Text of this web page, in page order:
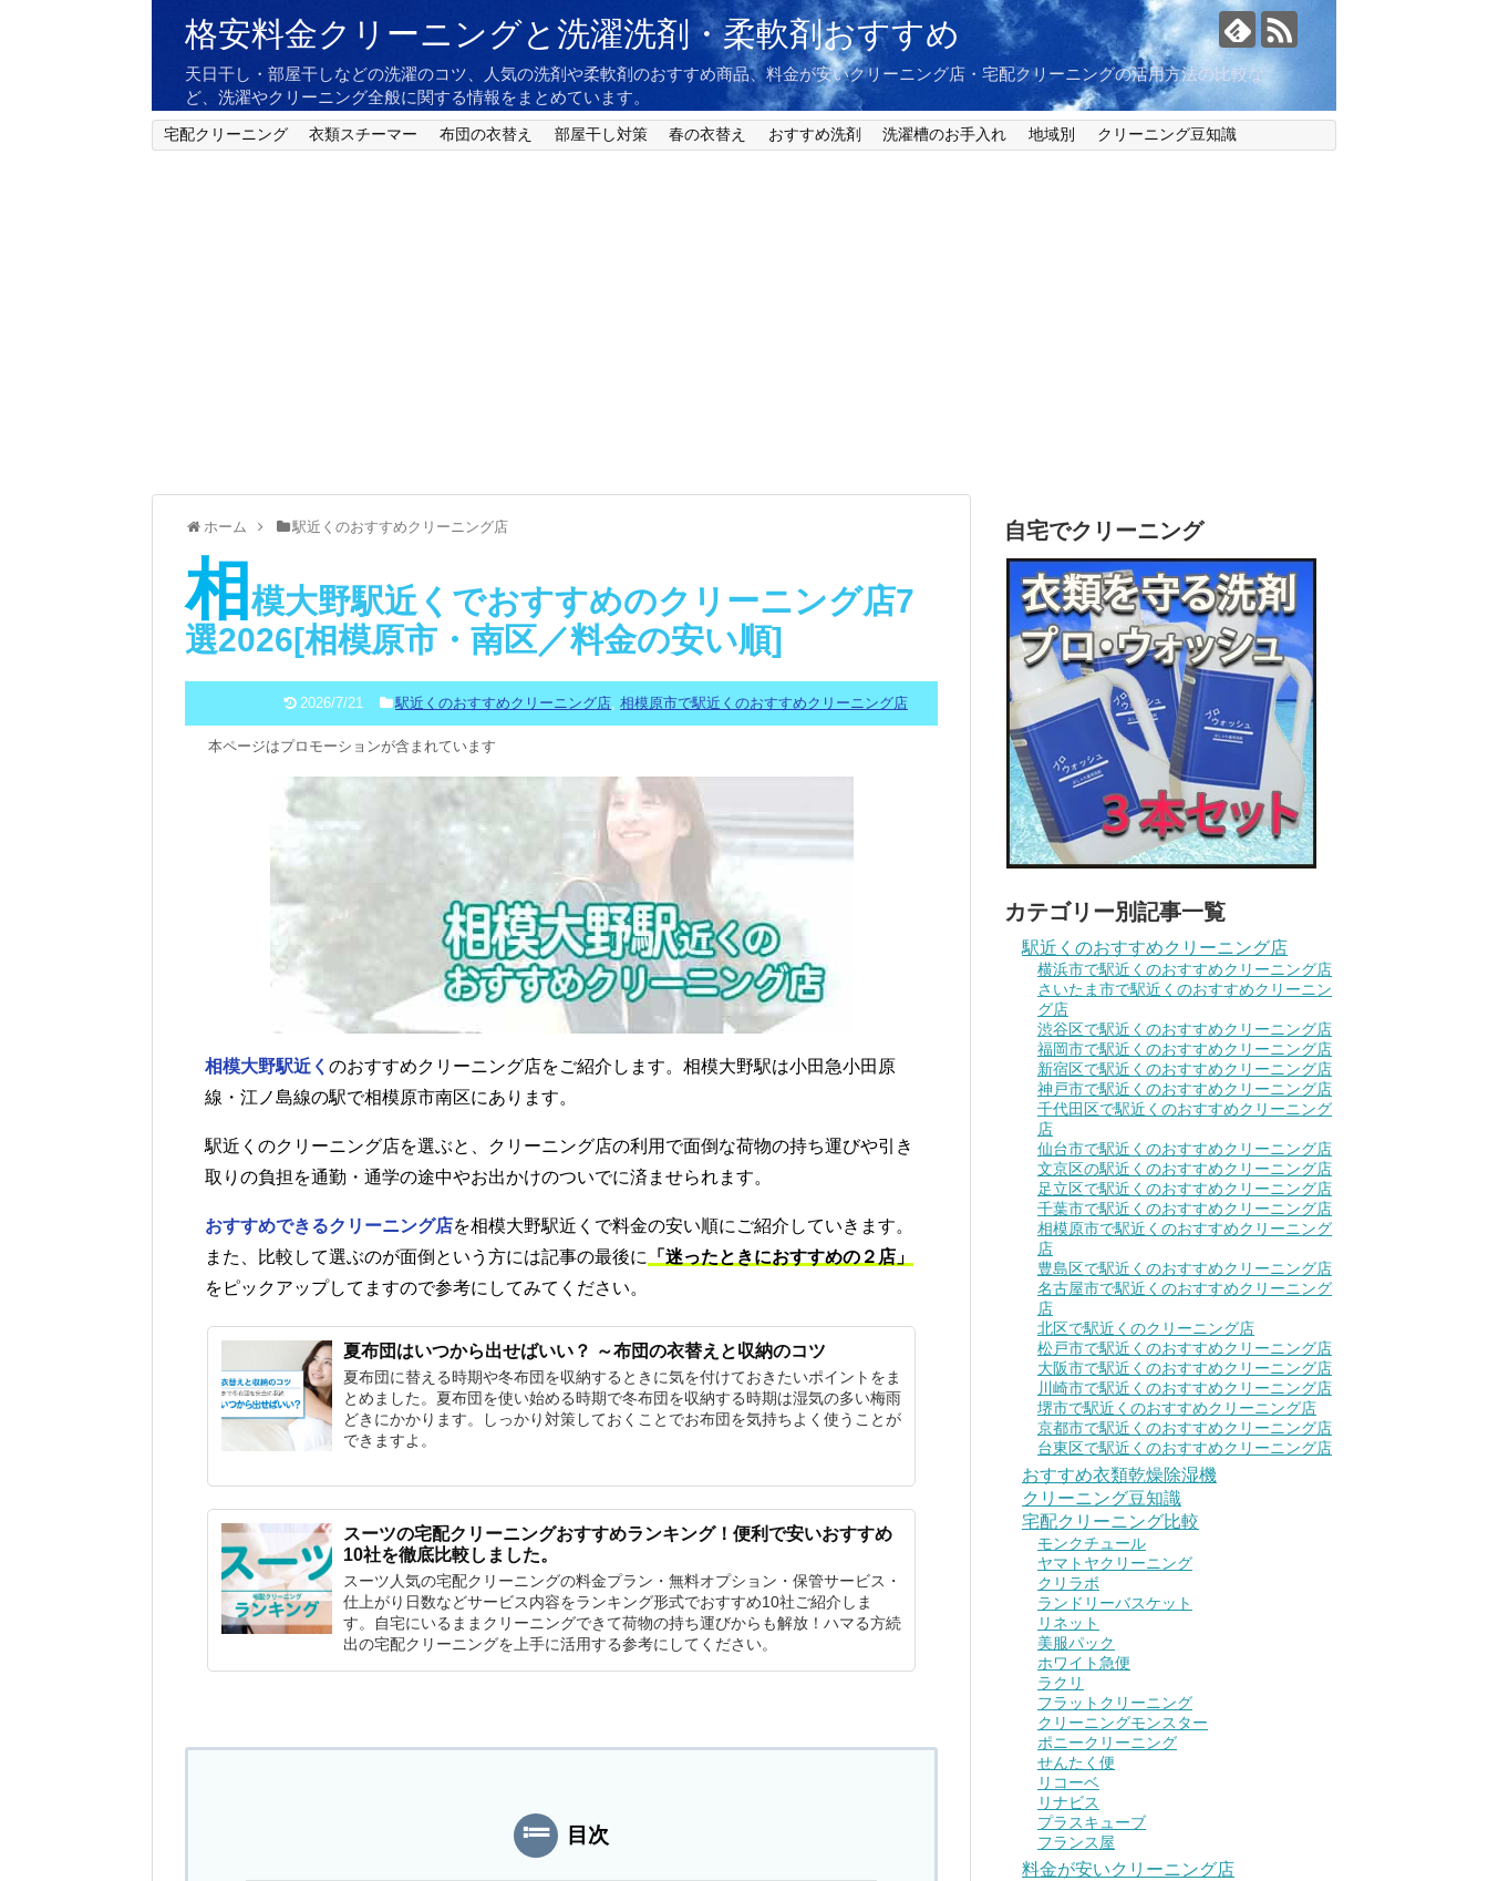
格安料金クリーニングと洗濯洗剤・柔軟剤おすすめ
天日干し・部屋干しなどの洗濯のコツ、人気の洗剤や柔軟剤のおすすめ商品、料金が安いクリーニング店・宅配クリーニングの活用方法の比較な
ど、洗濯やクリーニング全般に関する情報をまとめています。
宅配クリーニング 衣類スチーマー 布団の衣替え 部屋干し対策 春の衣替え おすすめ洗剤 洗濯槽のお手入れ 地域別 クリーニング豆知識
ホーム 駅近くのおすすめクリーニング店
相 模大野駅近くでおすすめのクリーニング店7
選2026[相模原市・南区／料金の安い順]
2026/7/21 駅近くのおすすめクリーニング店,相模原市で駅近くのおすすめクリーニング店
本ページはプロモーションが含まれています
相模大野駅近く のおすすめクリーニング店をご紹介します。相模大野駅は小田急小田原
線・江ノ島線の駅で相模原市南区にあります。
駅近くのクリーニング店を選ぶと、クリーニング店の利用で面倒な荷物の持ち運びや引き
取りの負担を通勤・通学の途中やお出かけのついでに済ませられます。
おすすめできるクリーニング店を相模大野駅近くで料金の安い順にご紹介していきます。
また、比較して選ぶのが面倒という方には記事の最後に
「迷ったときにおすすめの２店」
をピックアップしてますので参考にしてみてください。
夏布団はいつから出せばいい？ ～布団の衣替えと収納のコツ
夏布団に替える時期や冬布団を収納するときに気を付けておきたいポイントをま
とめました。夏布団を使い始める時期で冬布団を収納する時期は湿気の多い梅雨
どきにかかります。しっかり対策しておくことでお布団を気持ちよく使うことが
できますよ。
スーツの宅配クリーニングおすすめランキング！便利で安いおすすめ
10社を徹底比較しました。
スーツ人気の宅配クリーニングの料金プラン・無料オプション・保管サービス・
仕上がり日数などサービス内容をランキング形式でおすすめ10社ご紹介しま
す。自宅にいるままクリーニングできて荷物の持ち運びからも解放！ハマる方続
出の宅配クリーニングを上手に活用する参考にしてください。
目次
自宅でクリーニング
カテゴリー別記事一覧
駅近くのおすすめクリーニング店
横浜市で駅近くのおすすめクリーニング店
さいたま市で駅近くのおすすめクリーニン
グ店
渋谷区で駅近くのおすすめクリーニング店
福岡市で駅近くのおすすめクリーニング店
新宿区で駅近くのおすすめクリーニング店
神戸市で駅近くのおすすめクリーニング店
千代田区で駅近くのおすすめクリーニング
店
仙台市で駅近くのおすすめクリーニング店
文京区の駅近くのおすすめクリーニング店
足立区で駅近くのおすすめクリーニング店
千葉市で駅近くのおすすめクリーニング店
相模原市で駅近くのおすすめクリーニング
店
豊島区で駅近くのおすすめクリーニング店
名古屋市で駅近くのおすすめクリーニング
店
北区で駅近くのクリーニング店
松戸市で駅近くのおすすめクリーニング店
大阪市で駅近くのおすすめクリーニング店
川崎市で駅近くのおすすめクリーニング店
堺市で駅近くのおすすめクリーニング店
京都市で駅近くのおすすめクリーニング店
台東区で駅近くのおすすめクリーニング店
おすすめ衣類乾燥除湿機
クリーニング豆知識
宅配クリーニング比較
モンクチュール
ヤマトヤクリーニング
クリラボ
ランドリーバスケット
リネット
美服パック
ホワイト急便
ラクリ
フラットクリーニング
クリーニングモンスター
ポニークリーニング
せんたく便
リコーベ
リナビス
プラスキューブ
フランス屋
料金が安いクリーニング店